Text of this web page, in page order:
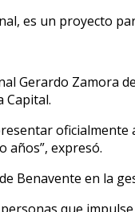
es un proyecto
Gerardo Zamora
Capital.
años”, expresó.
Benavente en la